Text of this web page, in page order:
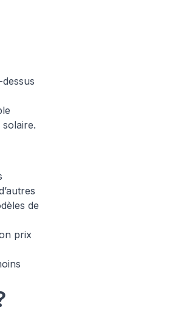
de
prix